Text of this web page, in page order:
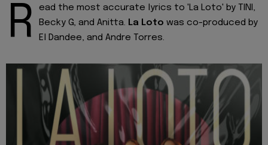
R
ead the most accurate lyrics to 'La Loto' by TINI,
Becky G, and Anitta. La Loto was co-produced by
El Dandee, and Andre Torres.